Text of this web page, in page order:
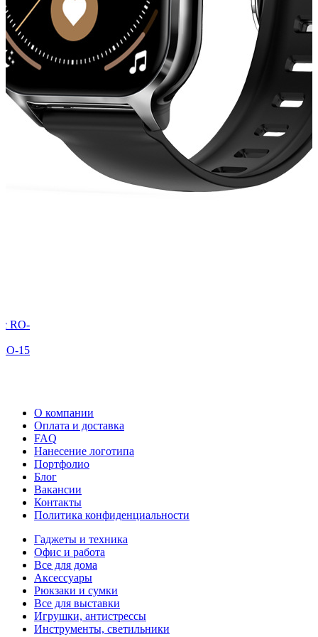
О компании
Оплата и доставка
FAQ
Нанесение логотипа
Портфолио
Блог
Вакансии
Контакты
Политика конфиденциальности
Гаджеты и техника
Офис и работа
Все для дома
Аксессуары
Рюкзаки и сумки
Все для выставки
Игрушки, антистрессы
Инструменты, светильники